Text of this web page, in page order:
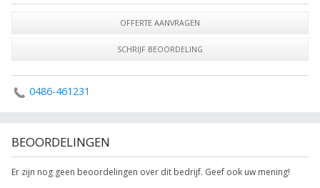
OFFERTE AANVRAGEN
SCHRIJF BEOORDELING
0486-461231
BEOORDELINGEN
Er zijn nog geen beoordelingen over dit bedrijf. Geef ook uw mening!